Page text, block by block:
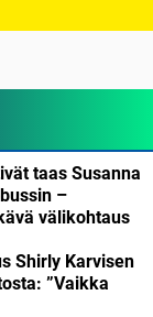
taas Susanna
–
välikohtaus
Shirly Karvisen
”Vaikka